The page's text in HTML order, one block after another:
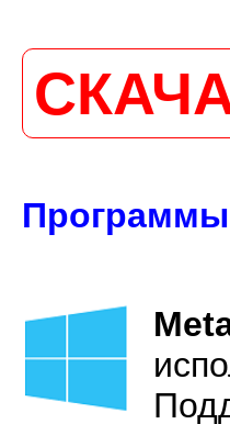
Программы